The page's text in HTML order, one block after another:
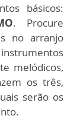
básicos:
. Procure
no arranjo
melódicos,
os três,
serão os